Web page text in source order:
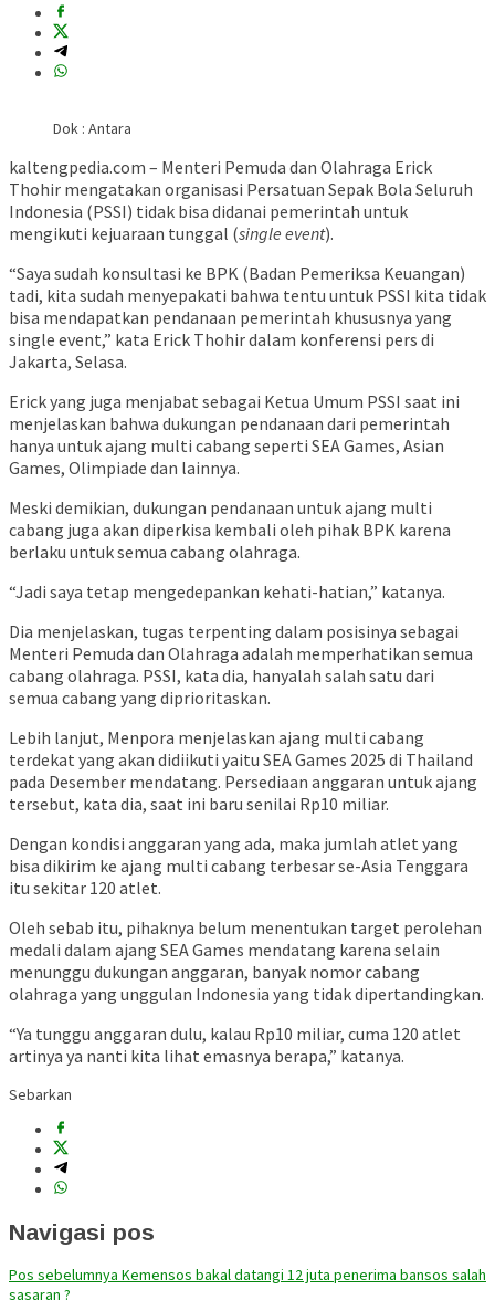
Dok : Antara
kaltengpedia.com – Menteri Pemuda dan Olahraga Erick
Thohir mengatakan organisasi Persatuan Sepak Bola Seluruh
Indonesia (PSSI) tidak bisa didanai pemerintah untuk
mengikuti kejuaraan tunggal (single event).
“Saya sudah konsultasi ke BPK (Badan Pemeriksa Keuangan)
tadi, kita sudah menyepakati bahwa tentu untuk PSSI kita tidak
bisa mendapatkan pendanaan pemerintah khususnya yang
single event,” kata Erick Thohir dalam konferensi pers di
Jakarta, Selasa.
Erick yang juga menjabat sebagai Ketua Umum PSSI saat ini
menjelaskan bahwa dukungan pendanaan dari pemerintah
hanya untuk ajang multi cabang seperti SEA Games, Asian
Games, Olimpiade dan lainnya.
Meski demikian, dukungan pendanaan untuk ajang multi
cabang juga akan diperkisa kembali oleh pihak BPK karena
berlaku untuk semua cabang olahraga.
“Jadi saya tetap mengedepankan kehati-hatian,” katanya.
Dia menjelaskan, tugas terpenting dalam posisinya sebagai
Menteri Pemuda dan Olahraga adalah memperhatikan semua
cabang olahraga. PSSI, kata dia, hanyalah salah satu dari
semua cabang yang diprioritaskan.
Lebih lanjut, Menpora menjelaskan ajang multi cabang
terdekat yang akan didiikuti yaitu SEA Games 2025 di Thailand
pada Desember mendatang. Persediaan anggaran untuk ajang
tersebut, kata dia, saat ini baru senilai Rp10 miliar.
Dengan kondisi anggaran yang ada, maka jumlah atlet yang
bisa dikirim ke ajang multi cabang terbesar se-Asia Tenggara
itu sekitar 120 atlet.
Oleh sebab itu, pihaknya belum menentukan target perolehan
medali dalam ajang SEA Games mendatang karena selain
menunggu dukungan anggaran, banyak nomor cabang
olahraga yang unggulan Indonesia yang tidak dipertandingkan.
“Ya tunggu anggaran dulu, kalau Rp10 miliar, cuma 120 atlet
artinya ya nanti kita lihat emasnya berapa,” katanya.
Sebarkan
Navigasi pos
Pos sebelumnya Kemensos bakal datangi 12 juta penerima bansos salah
sasaran ?